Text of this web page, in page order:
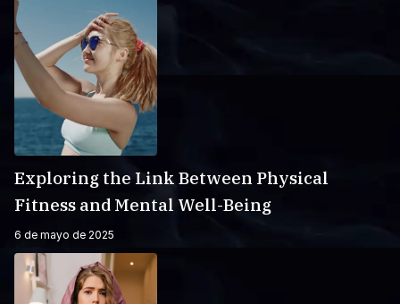
Exploring the Link Between Physical
Fitness and Mental Well-Being
6 de mayo de 2025